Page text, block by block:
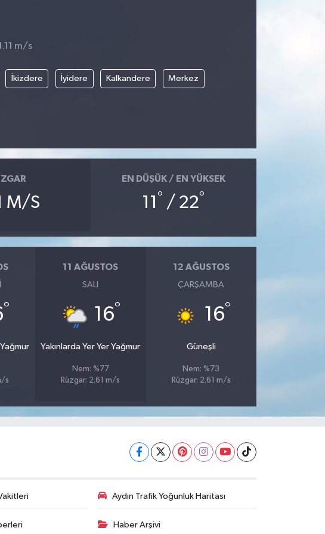
m/s
İkizdere İyidere Kalkandere Merkez
M/S
EN DÜŞÜK / EN YÜKSEK
11 ° / 22°
°
s
11 AĞUSTOS
SALI
16°
Yakınlarda Yer Yer Yağmur
Nem: %77
Rüzgar: 2.61 m/s
12 AĞUSTOS
ÇARŞAMBA
16°
Güneşli
Nem: %73
Rüzgar: 2.61 m/s
Aydın Trafik Yoğunluk Haritası
Haber Arşivi